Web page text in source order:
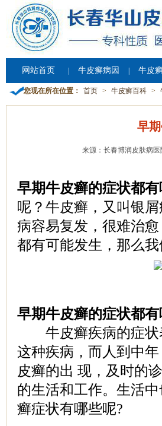
网站首页 牛皮癣病因 牛皮
您现在所在位置： 首页 > 牛皮癣百科 >
早
来源：长春博润皮肤病医
早期牛皮癣的症状都
呢？牛皮癣，又叫银
病容易复发，很难治
都有可能发生，那么
早期牛皮癣的症状都
牛皮癣疾病的症状
这种疾病，而人到中
皮癣的出 现，及时的
的生活和工作。生活
癣症状有哪些呢?